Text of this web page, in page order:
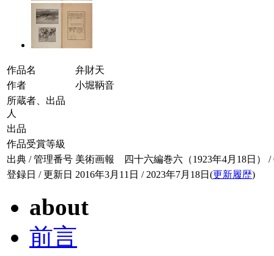
作品名
弁財天
作者
小堀鞆音
所蔵者、出品
人
出品
作品受賞等級
出典 / 管理番号 美術画報 四十六編巻六（1923年4月18日） /
登録日 / 更新日 2016年3月11日 / 2023年7月18日(更新履歴)
about
前言